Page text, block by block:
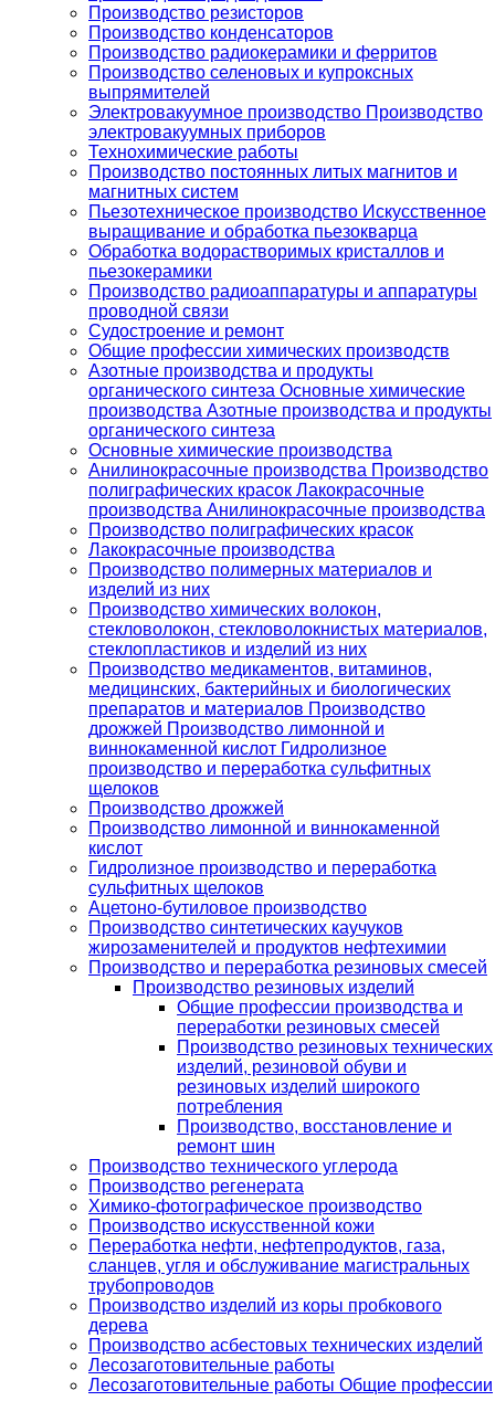
Производство резисторов
Производство конденсаторов
Производство радиокерамики и ферритов
Производство селеновых и купроксных
выпрямителей
Электровакуумное производство Производство
электровакуумных приборов
Технохимические работы
Производство постоянных литых магнитов и
магнитных систем
Пьезотехническое производство Искусственное
выращивание и обработка пьезокварца
Обработка водорастворимых кристаллов и
пьезокерамики
Производство радиоаппаратуры и аппаратуры
проводной связи
Судостроение и ремонт
Общие профессии химических производств
Азотные производства и продукты
органического синтеза Основные химические
производства Азотные производства и продукты
органического синтеза
Основные химические производства
Анилинокрасочные производства Производство
полиграфических красок Лакокрасочные
производства Анилинокрасочные производства
Производство полиграфических красок
Лакокрасочные производства
Производство полимерных материалов и
изделий из них
Производство химических волокон,
стекловолокон, стекловолокнистых материалов,
стеклопластиков и изделий из них
Производство медикаментов, витаминов,
медицинских, бактерийных и биологических
препаратов и материалов Производство
дрожжей Производство лимонной и
виннокаменной кислот Гидролизное
производство и переработка сульфитных
щелоков
Производство дрожжей
Производство лимонной и виннокаменной
кислот
Гидролизное производство и переработка
сульфитных щелоков
Ацетоно-бутиловое производство
Производство синтетических каучуков
жирозаменителей и продуктов нефтехимии
Производство и переработка резиновых смесей
Производство резиновых изделий
Общие профессии производства и
переработки резиновых смесей
Производство резиновых технических
изделий, резиновой обуви и
резиновых изделий широкого
потребления
Производство, восстановление и
ремонт шин
Производство технического углерода
Производство регенерата
Химико-фотографическое производство
Производство искусственной кожи
Переработка нефти, нефтепродуктов, газа,
сланцев, угля и обслуживание магистральных
трубопроводов
Производство изделий из коры пробкового
дерева
Производство асбестовых технических изделий
Лесозаготовительные работы
Лесозаготовительные работы Общие профессии